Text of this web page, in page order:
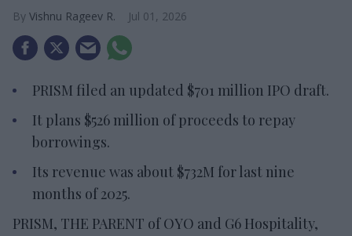
Vishnu Rageev R. Jul 01, 2026
PRISM filed an updated $701 million IPO draft.
It plans $526 million of proceeds to repay
borrowings.
Its revenue was about $732M for last nine
months of 2025.
PRISM, THE PARENT of OYO and G6 Hospitality,